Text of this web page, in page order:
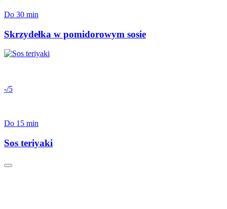
Do 30 min
Skrzydełka w pomidorowym sosie
-/5
Do 15 min
Sos teriyaki